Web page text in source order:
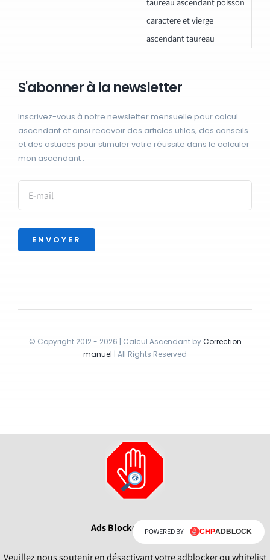
taureau ascendant poisson
caractere et vierge
ascendant taureau
S'abonner à la newsletter
Inscrivez-vous à notre newsletter mensuelle pour calcul
ascendant et ainsi recevoir des articles utiles, des conseils
et des astuces pour stimuler votre réussite dans le calculer
mon ascendant :
ENVOYER
© Copyright 2012 - 2026 | Calcul Ascendant byCorrection
manuel | All Rights Reserved
Ads Blocker Detecté !
Veuillez nous soutenir en désactivant votre adblocker ou whitelist
POWERED BY